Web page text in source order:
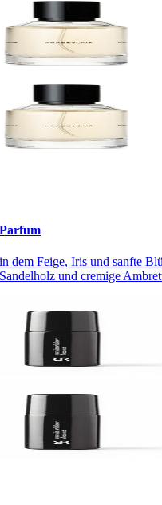
dem Feige, Iris und sanfte
und cremige